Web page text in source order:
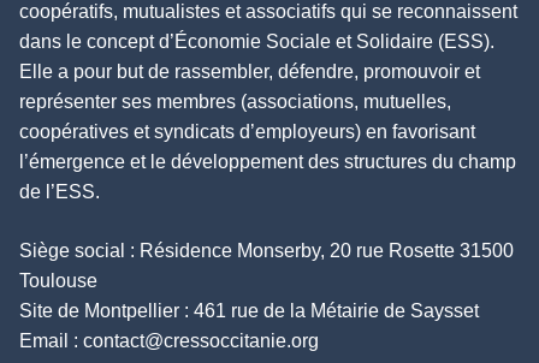
coopératifs, mutualistes et associatifs qui se reconnaissent
dans le concept d’Économie Sociale et Solidaire (ESS).
Elle a pour but de rassembler, défendre, promouvoir et
représenter ses membres (associations, mutuelles,
coopératives et syndicats d’employeurs) en favorisant
l’émergence et le développement des structures du champ
de l’ESS.
Siège social : Résidence Monserby, 20 rue Rosette 31500
Toulouse
Site de Montpellier : 461 rue de la Métairie de Saysset
Email : contact@cressoccitanie.org